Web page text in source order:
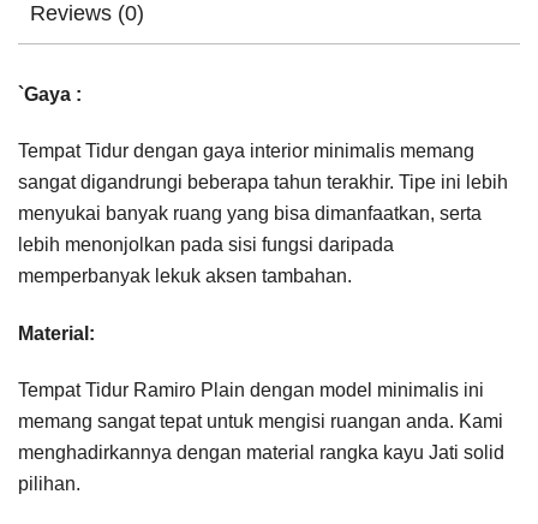
Reviews (0)
`Gaya :
Tempat Tidur dengan gaya interior minimalis memang
sangat digandrungi beberapa tahun terakhir. Tipe ini lebih
menyukai banyak ruang yang bisa dimanfaatkan, serta
lebih menonjolkan pada sisi fungsi daripada
memperbanyak lekuk aksen tambahan.
Material:
Tempat Tidur Ramiro Plain dengan model minimalis ini
memang sangat tepat untuk mengisi ruangan anda. Kami
menghadirkannya dengan material rangka kayu Jati solid
pilihan.